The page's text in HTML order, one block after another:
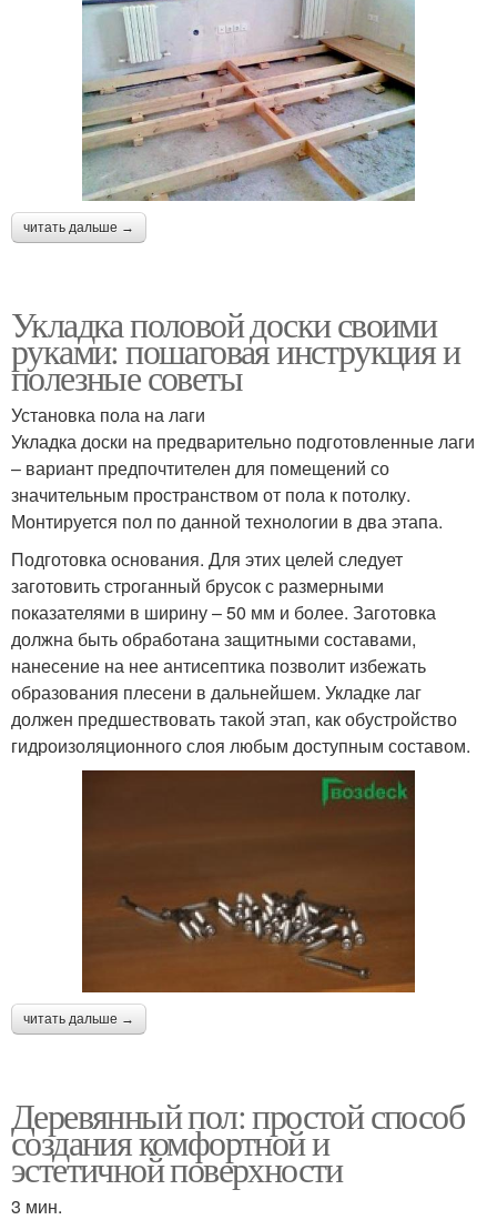
читать дальше →
Укладка половой доски своими
руками: пошаговая инструкция и
полезные советы
Установка пола на лаги
Укладка доски на предварительно подготовленные лаги
– вариант предпочтителен для помещений со
значительным пространством от пола к потолку.
Монтируется пол по данной технологии в два этапа.
Подготовка основания. Для этих целей следует
заготовить строганный брусок с размерными
показателями в ширину – 50 мм и более. Заготовка
должна быть обработана защитными составами,
нанесение на нее антисептика позволит избежать
образования плесени в дальнейшем. Укладке лаг
должен предшествовать такой этап, как обустройство
гидроизоляционного слоя любым доступным составом.
читать дальше →
Деревянный пол: простой способ
создания комфортной и
эстетичной поверхности
3 мин.